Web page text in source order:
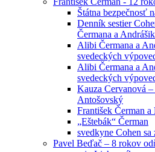
Štátna bezpečnosť
Denník sestier
Čermana a
Alibi Čermana a
svedeckých
Alibi Čermana a
svedeckých
Kauza Cervanová
Antošovský
František Čerman
„Eštebák“ Čerman
svedkyne Cohen sa
Pavel Beďač – 8 rokov